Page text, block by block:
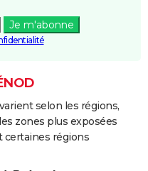
Je m'abonne
selon les régions,
zones plus exposées
certaines régions